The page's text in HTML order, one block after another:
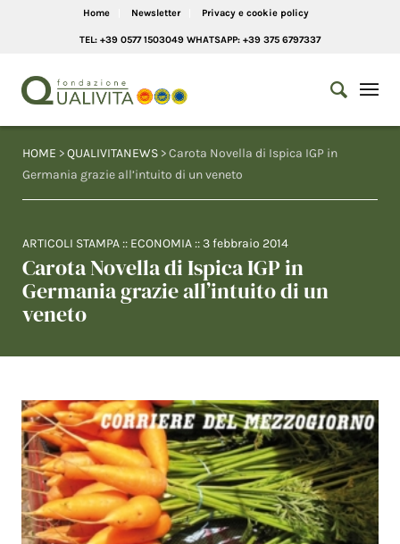
Home Newsletter Privacy e cookie policy
TEL: +39 0577 1503049 WHATSAPP: +39 375 6797337
HOME >QUALIVITANEWS > Carota Novella di Ispica IGP in
Germania grazie all’intuito di un veneto
ARTICOLI STAMPA :: ECONOMIA ::3 febbraio 2014
Carota Novella di Ispica IGP in
Germania grazie all’intuito di un
veneto